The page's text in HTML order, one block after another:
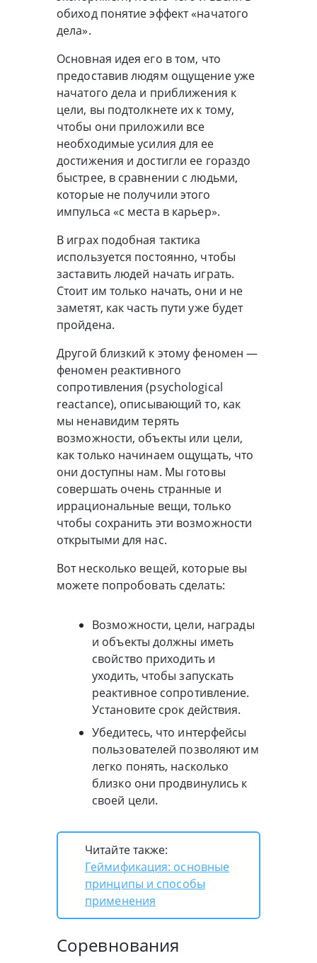
обиход понятие эффект «начатого
дела».
Основная идея его в том, что
предоставив людям ощущение уже
начатого дела и приближения к
цели, вы подтолкнете их к тому,
чтобы они приложили все
необходимые усилия для ее
достижения и достигли ее гораздо
быстрее, в сравнении с людьми,
которые не получили этого
импульса «с места в карьер».
В играх подобная тактика
используется постоянно, чтобы
заставить людей начать играть.
Стоит им только начать, они и не
заметят, как часть пути уже будет
пройдена.
Другой близкий к этому феномен —
феномен реактивного
сопротивления (psychological
reactance), описывающий то, как
мы ненавидим терять
возможности, объекты или цели,
как только начинаем ощущать, что
они доступны нам. Мы готовы
совершать очень странные и
иррациональные вещи, только
чтобы сохранить эти возможности
открытыми для нас.
Вот несколько вещей, которые вы
можете попробовать сделать:
Возможности, цели, награды
и объекты должны иметь
свойство приходить и
уходить, чтобы запускать
реактивное сопротивление.
Установите срок действия.
Убедитесь, что интерфейсы
пользователей позволяют им
легко понять, насколько
близко они продвинулись к
своей цели.
Читайте также:
Геймификация: основные
принципы и способы
применения
Соревнования